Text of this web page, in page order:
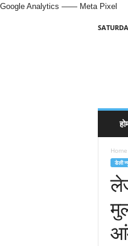
Google Analytics —— Meta Pixel
Home
डेली